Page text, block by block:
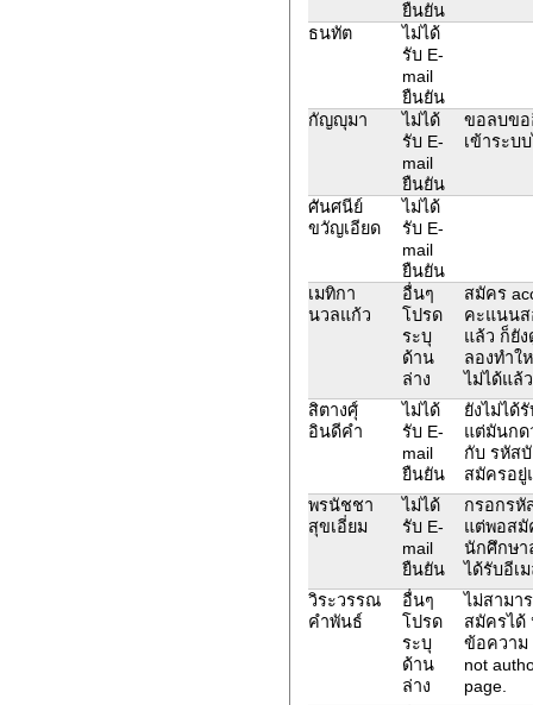
ยืนยัน
ธนทัต
ไม่ได้
รับ E-
mail
ยืนยัน
กัญญุมา
ไม่ได้
รับ E-
mail
ยืนยัน
ขอลบขอ
เข้าระบ
ศันศนีย์
ขวัญเอียด
ไม่ได้
รับ E-
mail
ยืนยัน
เมทิกา
นวลแก้ว
อื่นๆ
โปรด
ระบุ
ด้าน
ล่าง
สมัคร
คะแนนส
แล้ว ก็ยั
ลองทำใ
ไม่ได้แล้
สิตางศุ์
อินดีคำ
ไม่ได้
รับ E-
mail
ยืนยัน
ยังไม่ได้
แต่มันกด
กับ รหัส
สมัครอยู่
พรนัชชา
สุขเอี่ยม
ไม่ได้
รับ E-
mail
ยืนยัน
กรอกรหั
แต่พอสมั
นักศึกษา
ได้รับอีเ
วิระวรรณ
คำพันธ์
อื่นๆ
โปรด
ระบุ
ด้าน
ล่าง
ไม่สามา
สมัครได้
ข้อความ
not
page.